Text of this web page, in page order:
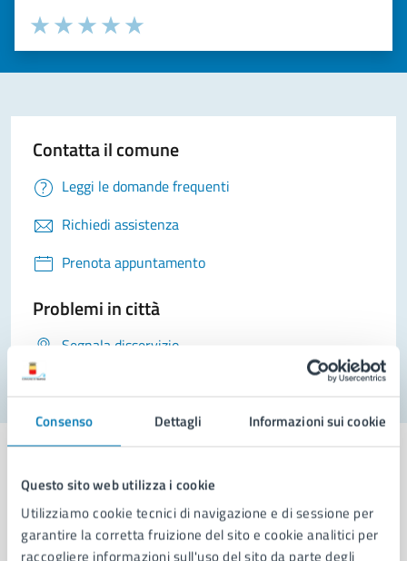
Consenso Dettagli Informazioni sui cookie
Questo sito web utilizza i cookie
Utilizziamo cookie tecnici di navigazione e di sessione per
garantire la corretta fruizione del sito e cookie analitici per
raccogliere informazioni sull'uso del sito da parte degli
Valuta la chiarezza delle informazioni (da 1 a 5 stelle)
Seleziona il numero di stelle per valutare la chiarezza delle
Valuta 5 stelle su 5
Valuta 4 stelle su 5
Valuta 3 stelle su 5
Valuta 2 stelle su 5
Valuta 1 stelle su 5
Contatta il comune
Leggi le domande frequenti
Richiedi assistenza
Prenota appuntamento
Problemi in città
Segnala disservizio
Comune di Napoli